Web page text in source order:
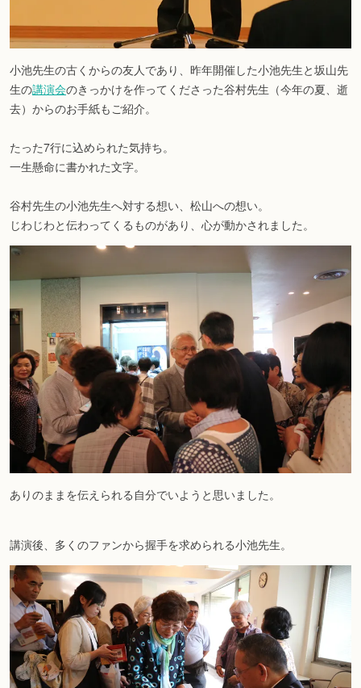
小池先生の古くからの友人であり、昨年開催した小池先生と坂山先
生の講演会のきっかけを作ってくださった谷村先生（今年の夏、逝
去）からのお手紙もご紹介。
たった7行に込められた気持ち。
一生懸命に書かれた文字。
谷村先生の小池先生へ対する想い、松山への想い。
じわじわと伝わってくるものがあり、心が動かされました。
ありのままを伝えられる自分でいようと思いました。
講演後、多くのファンから握手を求められる小池先生。